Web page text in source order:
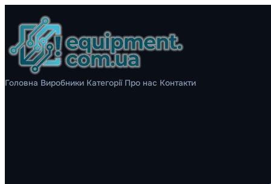
Головна Виробники Категорії Про нас Контакти